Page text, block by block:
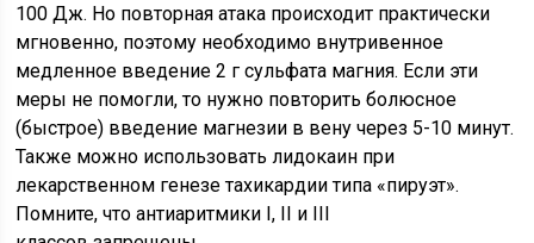
100 Дж. Но повторная атака происходит практически
мгновенно, поэтому необходимо внутривенное
медленное введение 2 г сульфата магния. Если эти
меры не помогли, то нужно повторить болюсное
(быстрое) введение магнезии в вену через 5-10 минут.
Также можно использовать лидокаин при
лекарственном генезе тахикардии типа «пируэт».
Помните, что антиаритмики I, II и III